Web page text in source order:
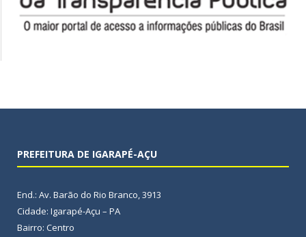
PREFEITURA DE IGARAPÉ-AÇU
End.: Av. Barão do Rio Branco, 3913
Cidade: Igarapé-Açu – PA
Bairro: Centro